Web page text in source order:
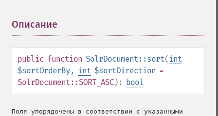
Описание
public function SolrDocument::sort( int
$sortOrderBy, int $sortDirection =
SolrDocument::SORT_ASC): bool
Поля упорядочены в соответствии с указанными